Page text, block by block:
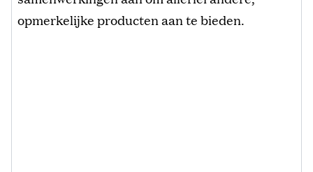
opmerkelijke producten aan te bieden.